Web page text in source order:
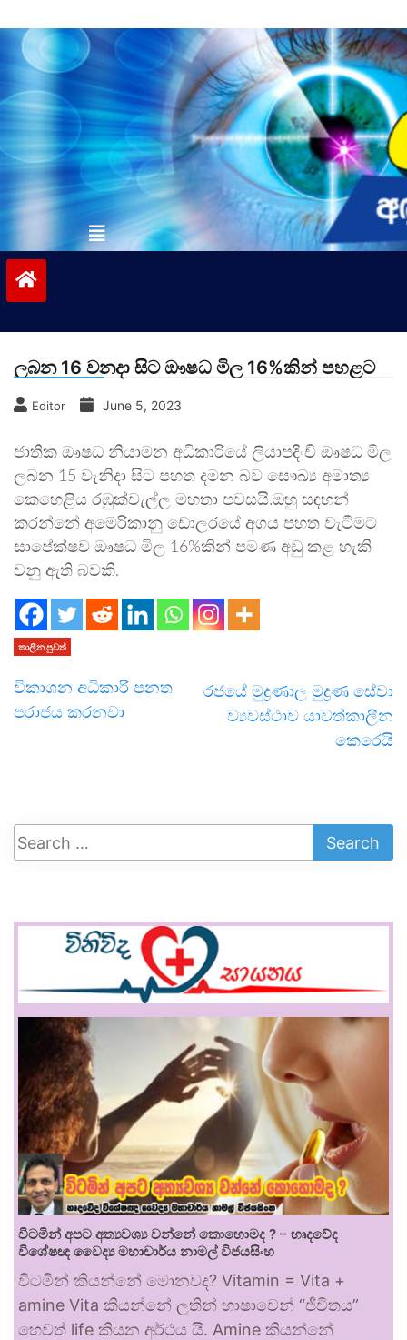
to
contentvinivida.lk
ලබන 16 වනදා සිට ඖෂධ මිල 16%කින් පහළට
Editor June 5, 2023
ජාතික ඖෂධ නියාමන අධිකාරියේ ලියාපදිංචි ඖෂධ මිල
ලබන 15 වැනිදා සිට පහත දමන බව සෞඛ්‍ය අමාත්‍ය
කෙහෙළිය රඹුක්වැල්ල මහතා පවසයි.ඔහු සඳහන්
කරන්නේ අමෙරිකානු ඩොලරයේ අගය පහත වැටීමට
සාපේක්ෂව ඖෂධ මිල 16%කින් පමණ අඩු කළ හැකි
වනු ඇති බවකි.
කාලීන පුවත්
විකාශන අධිකාරි පනත
පරාජය කරනවා
රජයේ මුද්‍රණාල මුද්‍රණ සේවා
ව්‍යවස්ථාව යාවත්කාලීන
කෙරෙයි
විටමින් අපට අත්‍යවශ්‍ය වන්නේ කොහොමද ? – හෘදවේද
විශේෂඥ වෛද්‍ය මහාචාර්ය නාමල් විජයසිංහ
විටමින් කියන්නේ මොනවද? Vitamin = Vita +
amine Vita කියන්නේ ලතින් භාෂාවෙන් “ජීවිතය”
හෙවත් life කියන අර්ථය යි. Amine කියන්නේ